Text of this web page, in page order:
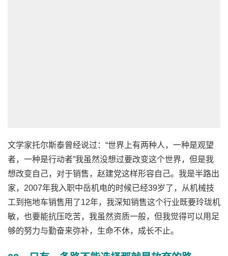
文学家托尔斯泰曾经说过：“世界上有两种人，一种是观望
者，一种是行动者”我虽然没想过要改变这个世界，但是我
想改变自己，对于销售，赵建党这样形容自己。我是半路出
家，2007年我入职中岳机电的时候已经39岁了，从机械技
工到拖地车销售用了12年，我深知销售这个行业既要玲珑机
敏，也要能抗压吃苦，我虽然资质一般，但我觉得可以用足
够的努力与勤奋来弥补，生命不休，成长不止。